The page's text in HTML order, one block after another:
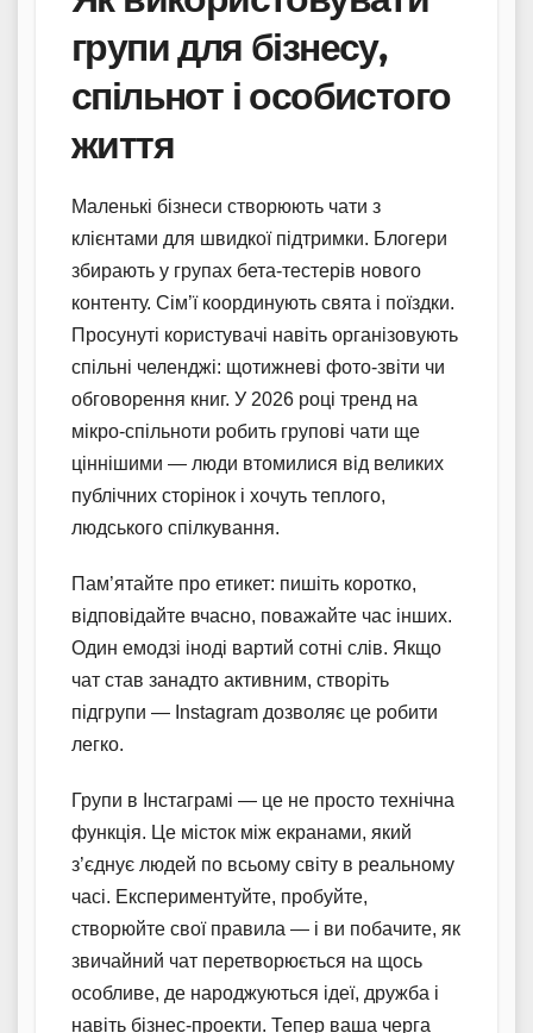
групи для бізнесу,
спільнот і особистого
життя
Маленькі бізнеси створюють чати з
клієнтами для швидкої підтримки. Блогери
збирають у групах бета-тестерів нового
контенту. Сім’ї координують свята і поїздки.
Просунуті користувачі навіть організовують
спільні челенджі: щотижневі фото-звіти чи
обговорення книг. У 2026 році тренд на
мікро-спільноти робить групові чати ще
ціннішими — люди втомилися від великих
публічних сторінок і хочуть теплого,
людського спілкування.
Пам’ятайте про етикет: пишіть коротко,
відповідайте вчасно, поважайте час інших.
Один емодзі іноді вартий сотні слів. Якщо
чат став занадто активним, створіть
підгрупи — Instagram дозволяє це робити
легко.
Групи в Інстаграмі — це не просто технічна
функція. Це місток між екранами, який
з’єднує людей по всьому світу в реальному
часі. Експериментуйте, пробуйте,
створюйте свої правила — і ви побачите, як
звичайний чат перетворюється на щось
особливе, де народжуються ідеї, дружба і
навіть бізнес-проекти. Тепер ваша черга